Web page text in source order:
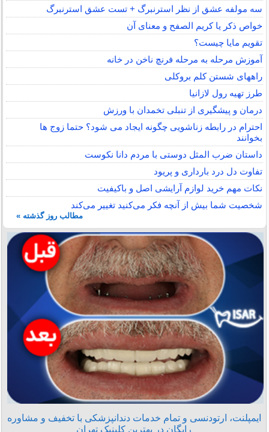
سه مولفه عشق از نظر استرنبرگ + تست عشق استرنبرگ
خواص ذکر یا کریم الصفح و معنای آن
تقویم مایا چیست؟
آموزش مرحله به مرحله فرنچ ناخن در خانه
راههای شستن کلم بروکلی
طرز تهیه رول لازانیا
درمان و پیشگیری از تنبلی تخمدان با ورزش
احترام در رابطه زناشویی چگونه ایجاد می شود؟ حتما زوج ها
بخوانند
داستان ضرب المثل دوستی با مردم دانا نكوست
تفاوت دل درد بارداری و پریود
نکات مهم خرید لوازم آرایشی اصل و باکیفیت
شخصیت شما بیش از آنچه فکر می‌کنید تغییر می‌کند
مطالب روز گذشته »
ایمپلنت، ارتودنسی و تمام خدمات دندانپزشکی با تخفیف و مشاوره
رایگان در بهترین کلینیک تهران